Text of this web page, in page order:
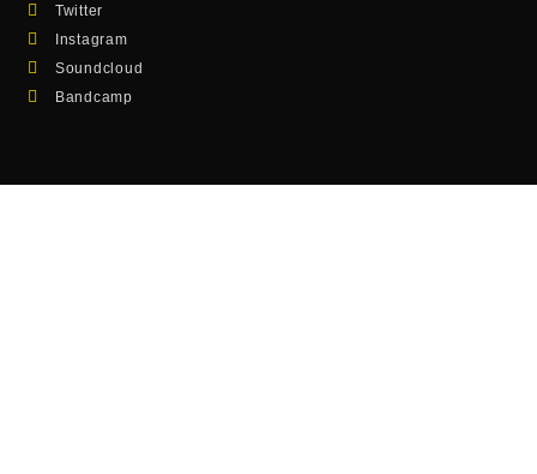
Twitter
Instagram
Soundcloud
Bandcamp